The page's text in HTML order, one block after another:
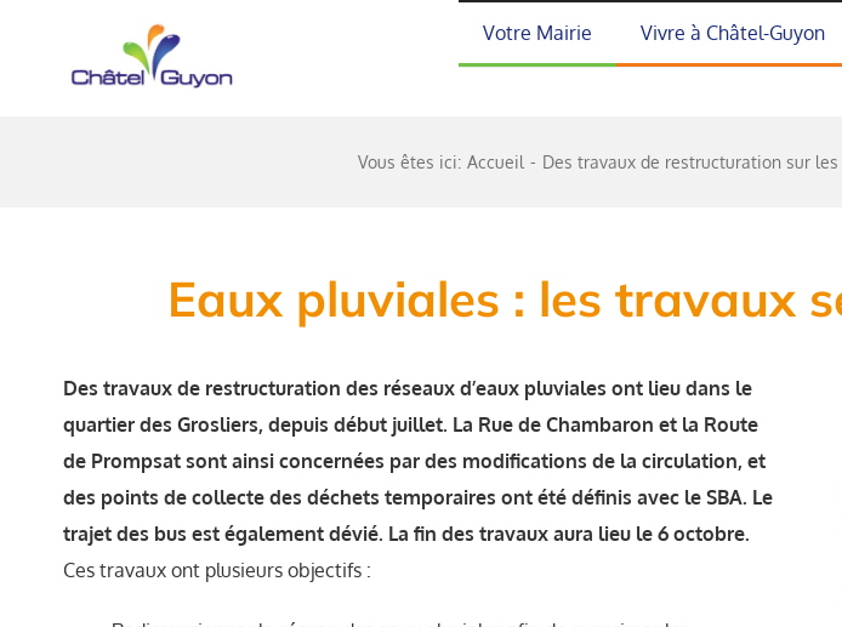
Votre Mairie Vivre à Châtel-Guyon
Vous êtes ici: Accueil Des travaux de restructuration sur
Eaux pluviales : les travaux
Des travaux de restructuration des réseaux d’eaux pluviales ont lieu dans le
quartier des Grosliers, depuis début juillet. La Rue de Chambaron et la Route
de Prompsat sont ainsi concernées par des modifications de la circulation, et
des points de collecte des déchets temporaires ont été définis avec le SBA. Le
trajet des bus est également dévié. La fin des travaux aura lieu le 6 octobre.
Ces travaux ont plusieurs objectifs :